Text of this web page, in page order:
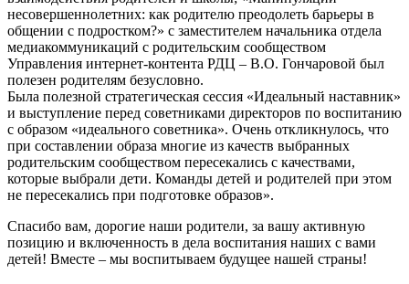
несовершеннолетних: как родителю преодолеть барьеры в
общении с подростком?» с заместителем начальника отдела
медиакоммуникаций с родительским сообществом
Управления интернет-контента РДЦ – В.О. Гончаровой был
полезен родителям безусловно.
Была полезной стратегическая сессия «Идеальный наставник»
и выступление перед советниками директоров по воспитанию
с образом «идеального советника». Очень откликнулось, что
при составлении образа многие из качеств выбранных
родительским сообществом пересекались с качествами,
которые выбрали дети. Команды детей и родителей при этом
не пересекались при подготовке образов».
Спасибо вам, дорогие наши родители, за вашу активную
позицию и включенность в дела воспитания наших с вами
детей! Вместе – мы воспитываем будущее нашей страны!